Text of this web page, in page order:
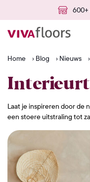
Home › Blog › Nieuws ›
Laat je inspireren door de
een stoere uitstraling tot